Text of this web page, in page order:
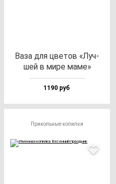
Ваза для цве­тов «Луч­
шей в ми­ре ма­ме»
1190 руб
Прикольные копилки